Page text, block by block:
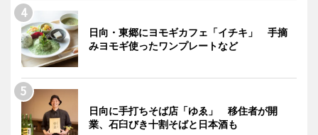
日向・東郷にヨモギカフェ「イチキ」 手摘
みヨモギ使ったワンプレートなど
日向に手打ちそば店「ゆゑ」 移住者が開
業、石臼びき十割そばと日本酒も